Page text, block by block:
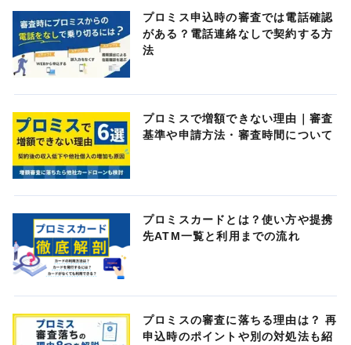
プロミス申込時の審査では電話確認
がある？電話連絡なしで契約する方
法
プロミスで増額できない理由｜審査
基準や申請方法・審査時間について
プロミスカードとは？使い方や提携
先ATM一覧と利用までの流れ
プロミスの審査に落ちる理由は？ 再
申込時のポイントや別の対処法も紹